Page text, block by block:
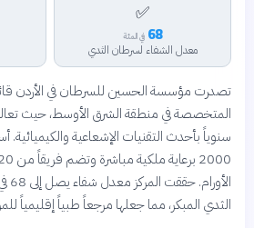
✅
68 في المئة
معدل الشفاء لسرطان الثدي
تصدرت مؤسسة الحسين للسرطان في الأردن
سنوياً بأحدث التقنيات الإشعاعية
الثدي المبكر، مما جعلها مرجعاً طبياً إقليمياً للمرضى من